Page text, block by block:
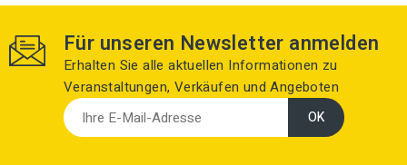
Für unseren Newsletter anmelden
Erhalten Sie alle aktuellen Informationen zu
Veranstaltungen, Verkäufen und Angeboten